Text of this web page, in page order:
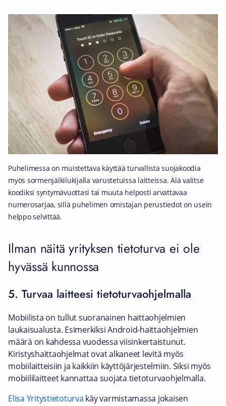
Puhelimessa on muistettava käyttää turvallista suojakoodia
myös sormenjälkilukijalla varustetuissa laitteissa. Älä valitse
koodiksi syntymävuottasi tai muuta helposti arvattavaa
numerosarjaa, sillä puhelimen omistajan perustiedot on usein
helppo selvittää.
Ilman näitä yrityksen tietoturva ei ole
hyvässä kunnossa
5. Turvaa laitteesi tietoturvaohjelmalla
Mobiilista on tullut suoranainen haittaohjelmien
laukaisualusta. Esimerkiksi Android-haittaohjelmien
määrä on kahdessa vuodessa viisinkertaistunut.
Kiristyshaittaohjelmat ovat alkaneet levitä myös
mobiilaitteisiin ja kaikkiin käyttöjärjestelmiin. Siksi myös
mobiililaitteet kannattaa suojata tietoturvaohjelmalla.
Elisa Yritystietoturva käy varmistamassa jokaisen